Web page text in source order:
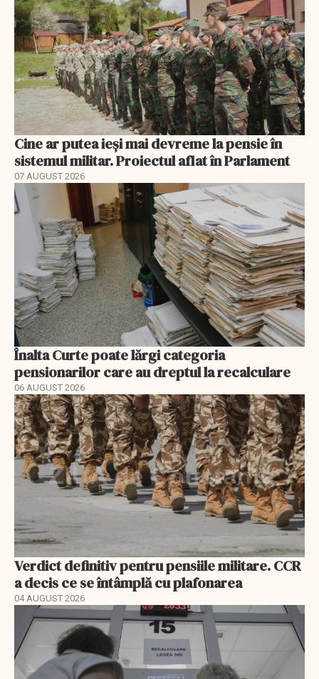
Cine ar putea ieși mai devreme la pensie în
sistemul militar. Proiectul aflat în Parlament
07 AUGUST 2026
Înalta Curte poate lărgi categoria
pensionarilor care au dreptul la recalculare
06 AUGUST 2026
Verdict definitiv pentru pensiile militare. CCR
a decis ce se întâmplă cu plafonarea
04 AUGUST 2026